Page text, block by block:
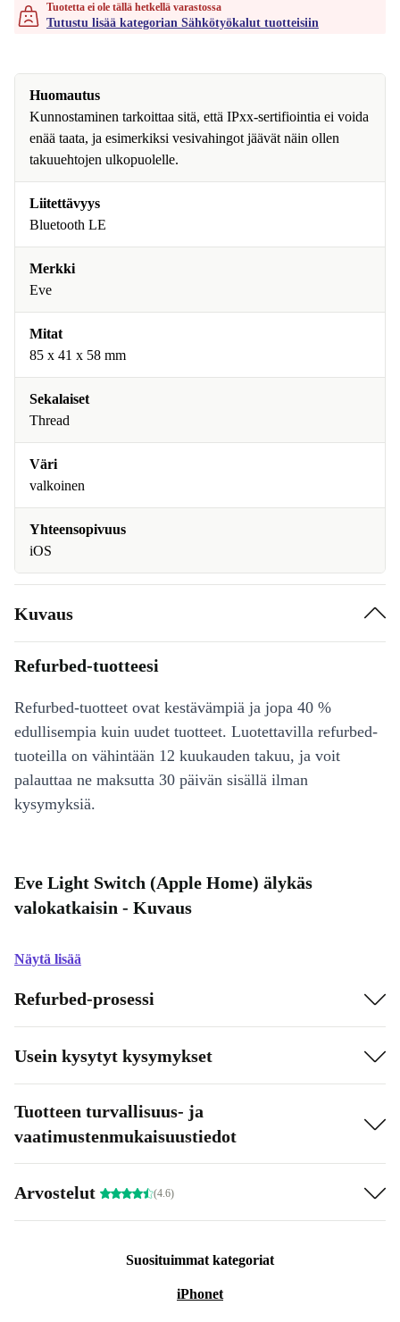
Tuotetta ei ole tällä hetkellä varastossa
Tutustu lisää kategorian Sähkötyökalut tuotteisiin
Huomautus
Kunnostaminen tarkoittaa sitä, että IPxx-sertifiointia ei voida
enää taata, ja esimerkiksi vesivahingot jäävät näin ollen
takuuehtojen ulkopuolelle.
Liitettävyys
Bluetooth LE
Merkki
Eve
Mitat
85 x 41 x 58 mm
Sekalaiset
Thread
Väri
valkoinen
Yhteensopivuus
iOS
Kuvaus
Refurbed-tuotteesi
Refurbed-tuotteet ovat kestävämpiä ja jopa 40 %
edullisempia kuin uudet tuotteet. Luotettavilla refurbed-
tuoteilla on vähintään 12 kuukauden takuu, ja voit
palauttaa ne maksutta 30 päivän sisällä ilman
kysymyksiä.
Eve Light Switch (Apple Home) älykäs
valokatkaisin - Kuvaus
Näytä lisää
Refurbed-prosessi
Usein kysytyt kysymykset
Tuotteen turvallisuus- ja
vaatimustenmukaisuustiedot
Arvostelut (4.6)
Suosituimmat kategoriat
iPhonet